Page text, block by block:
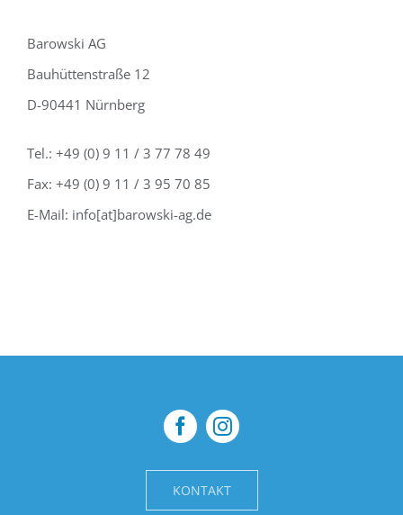
Barowski AG
Bauhüttenstraße 12
D-90441 Nürnberg
Tel.: +49 (0) 9 11 / 3 77 78 49
Fax: +49 (0) 9 11 / 3 95 70 85
E-Mail: info[at]barowski-ag.de
KONTAKT